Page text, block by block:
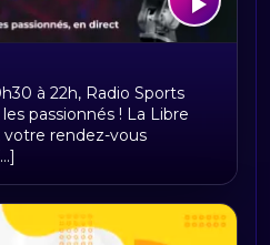
à 22h, Radio Sports
passionnés ! La Libre
votre rendez-vous